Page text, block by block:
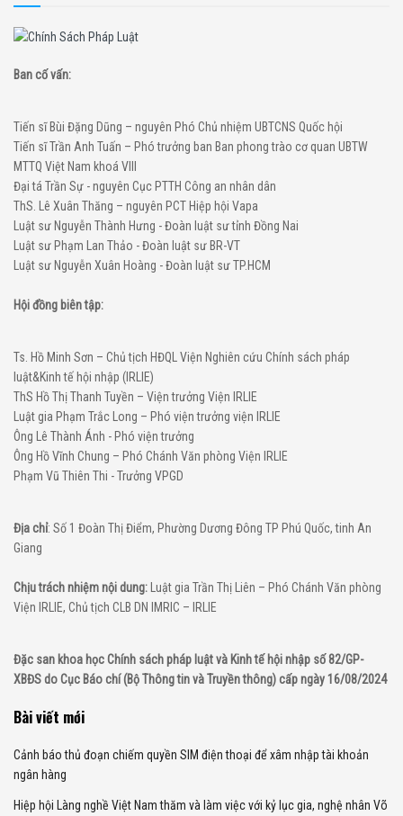
Ban cố vấn:
Tiến sĩ Bùi Đặng Dũng – nguyên Phó Chủ nhiệm UBTCNS Quốc hội
Tiến sĩ Trần Anh Tuấn – Phó trưởng ban Ban phong trào cơ quan UBTW
MTTQ Việt Nam khoá VIII
Đại tá Trần Sự - nguyên Cục PTTH Công an nhân dân
ThS. Lê Xuân Thăng – nguyên PCT Hiệp hội Vapa
Luật sư Nguyễn Thành Hưng - Đoàn luật sư tỉnh Đồng Nai
Luật sư Phạm Lan Thảo - Đoàn luật sư BR-VT
Luật sư Nguyễn Xuân Hoàng - Đoàn luật sư TP.HCM
Hội đồng biên tập:
Ts. Hồ Minh Sơn – Chủ tịch HĐQL Viện Nghiên cứu Chính sách pháp
luật&Kinh tế hội nhập (IRLIE)
ThS Hồ Thị Thanh Tuyền – Viện trưởng Viện IRLIE
Luật gia Phạm Trắc Long – Phó viện trưởng viện IRLIE
Ông Lê Thành Ánh - Phó viện trưởng
Ông Hồ Vĩnh Chung – Phó Chánh Văn phòng Viện IRLIE
Phạm Vũ Thiên Thi - Trưởng VPGD
Địa chỉ: Số 1 Đoàn Thị Điểm, Phường Dương Đông TP Phú Quốc, tinh An
Giang
Chịu trách nhiệm nội dung:Luật gia Trần Thị Liên – Phó Chánh Văn phòng
Viện IRLIE, Chủ tịch CLB DN IMRIC – IRLIE
Đặc san khoa học Chính sách pháp luật và Kinh tế hội nhập số 82/GP-
XBĐS do Cục Báo chí (Bộ Thông tin và Truyền thông) cấp ngày 16/08/2024
Bài viết mới
Cảnh báo thủ đoạn chiếm quyền SIM điện thoại để xâm nhập tài khoản
ngân hàng
Hiệp hội Làng nghề Việt Nam thăm và làm việc với kỷ lục gia, nghệ nhân Võ